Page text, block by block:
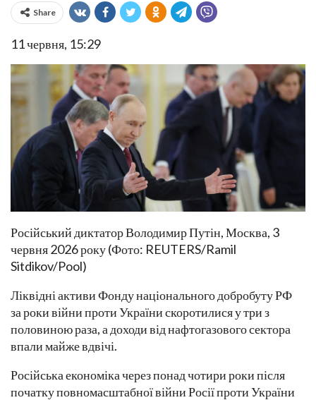
Share
11 червня, 15:29
Російський диктатор Володимир Путін, Москва, 3
червня 2026 року (Фото: REUTERS/Ramil
Sitdikov/Pool)
Ліквідні активи Фонду національного добробуту РФ
за роки війни проти України скоротилися у три з
половиною раза, а доходи від нафтогазового сектора
впали майже вдвічі.
Російська економіка через понад чотири роки після
початку повномасштабної війни Росії проти України